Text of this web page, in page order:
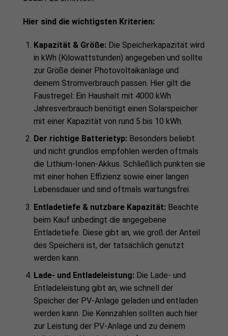
Hier sind die wichtigsten Kriterien:
Kapazität & Größe: Die Speicherkapazität wird
in kWh (Kilowattstunden) angegeben und sollte
zur Größe deiner Photovoltaikanlage und
deinem Stromverbrauch passen. Hier gilt die
Faustregel: Ein Haushalt mit 4000 kWh
Jahresverbrauch benötigt einen Solarspeicher
mit einer Kapazität von rund 5 bis 10 kWh.
Der richtige Batterietyp: Besonders beliebt
und nicht grundlos empfohlen werden oftmals
die Lithium-Ionen-Akkus. Schließlich punkten sie
mit einer hohen Effizienz sowie einer langen
Lebensdauer und sind oftmals wartungsfrei.
Entladetiefe & nutzbare Kapazität: Beachte
beim Kauf unbedingt die angegebene
Entladetiefe. Diese gibt an, wie groß der Anteil
des Speichers ist, der tatsächlich genutzt
werden kann.
Lade- und Entladeleistung: Die Lade- und
Entladeleistung gibt an, wie schnell der
Speicher der PV-Anlage geladen und entladen
werden kann. Die Kennzahlen sollten auch hier
zur Leistung der PV-Anlage und zu deinem